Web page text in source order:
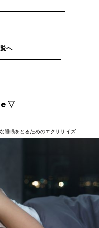
へ
▽
睡眠をとるためのエクササイズ